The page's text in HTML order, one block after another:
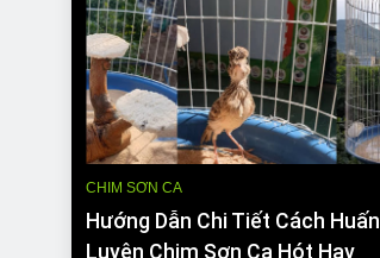
CHIM SƠN CA
Hướng Dẫn Chi Tiết Cách Huấn
Luyện Chim Sơn Ca Hót Hay